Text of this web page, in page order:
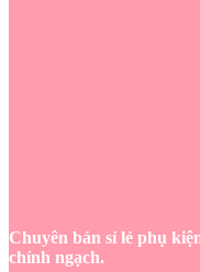
Chuyên bán sỉ lẻ phụ
chính ngạch.